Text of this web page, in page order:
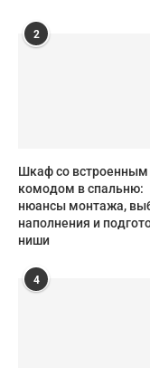
2
Шкаф со встроенным
комодом в спальню:
нюансы монтажа,
наполнения и
ниши
4